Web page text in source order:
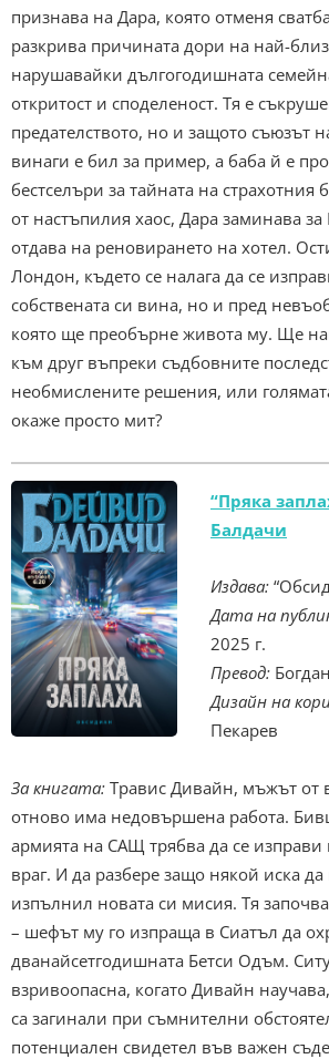
признава на Дара, която отменя
разкрива причината дори на най-
нарушавайки дългогодишната
откритост и споделеност. Тя е
предателството, но и защото съюзът
винаги е бил за пример, а баба й е
бестселъри за тайната на страхотния
от настъпилия хаос, Дара заминава
отдава на реновирането на хотел.
Лондон, където се налага да се
собствената си вина, но и пред
която ще преобърне живота му. Ще
към друг въпреки съдбовните
необмислените решения, или
окаже просто мит?
“Пряка
Балдачи
Издава:
Дата на
2025 г.
Превод:
Дизайн на
Пекарев
За книгата: Травис Дивайн, мъжът от
отново има недовършена работа.
армията на САЩ трябва да се изправи
враг. И да разбере защо някой иска
изпълнил новата си мисия. Тя
– шефът му го изпраща в Сиатъл да
дванайсетгодишната Бетси Одъм.
взривоопасна, когато Дивайн
са загинали при съмнителни
потенциален свидетел във важен